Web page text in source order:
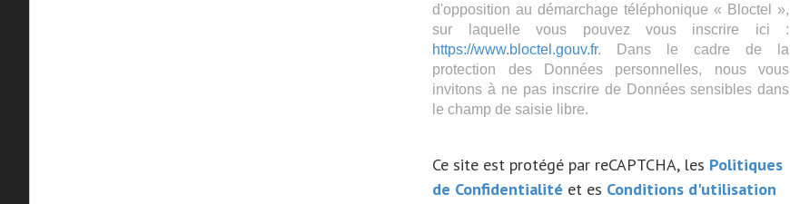
d'opposition au démarchage téléphonique « Bloctel »,
sur laquelle vous pouvez vous inscrire ici :
https://www.bloctel.gouv.fr. Dans le cadre de la
protection des Données personnelles, nous vous
invitons à ne pas inscrire de Données sensibles dans
le champ de saisie libre.
Ce site est protégé par reCAPTCHA, les Politiques
de Confidentialité et es Conditions d'utilisation